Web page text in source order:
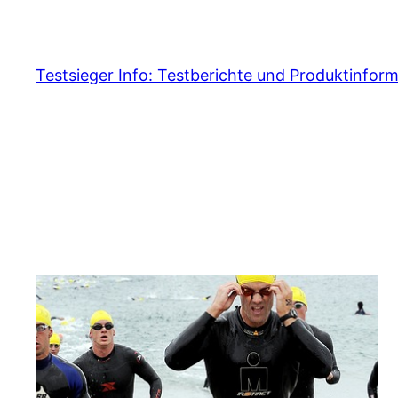
content
Testsieger Info: Testberichte und